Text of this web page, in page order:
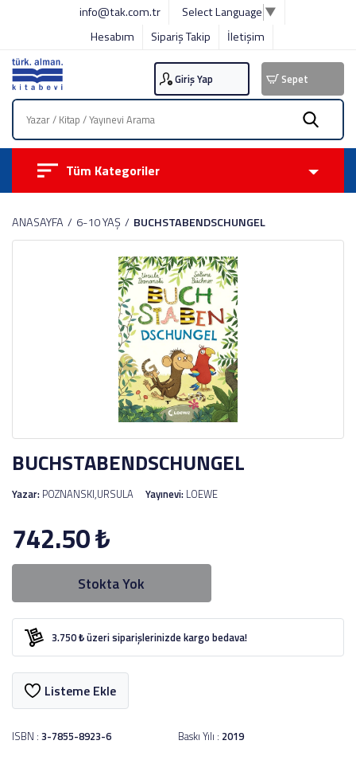
info@tak.com.tr Select Language ▼
Hesabım
Sipariş Takip İletişim
Giriş Yap Sepet
Tüm Kategoriler
ANASAYFA 6-10 YAŞ BUCHSTABENDSCHUNGEL
BUCHSTABENDSCHUNGEL
Yazar: POZNANSKI,URSULA Yayınevi: LOEWE
742.50₺
Stokta Yok
3.750 ₺ üzeri siparişlerinizde kargo bedava!
Listeme Ekle
ISBN : 3-7855-8923-6 Baskı Yılı : 2019